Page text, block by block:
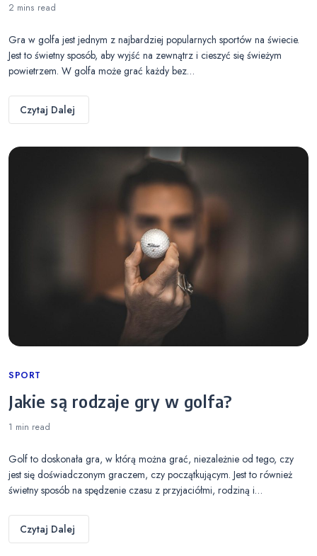
2 mins read
Gra w golfa jest jednym z najbardziej popularnych sportów na świecie.
Jest to świetny sposób, aby wyjść na zewnątrz i cieszyć się świeżym
powietrzem. W golfa może grać każdy bez…
Czytaj Dalej
Categories
SPORT
Jakie są rodzaje gry w golfa?
1 min read
Golf to doskonała gra, w którą można grać, niezależnie od tego, czy
jest się doświadczonym graczem, czy początkującym. Jest to również
świetny sposób na spędzenie czasu z przyjaciółmi, rodziną i…
Czytaj Dalej